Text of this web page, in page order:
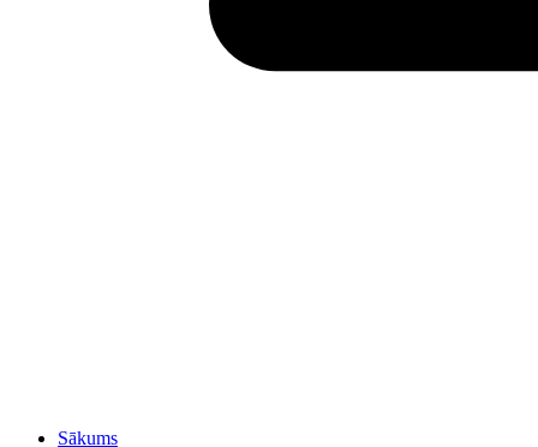
Sākums